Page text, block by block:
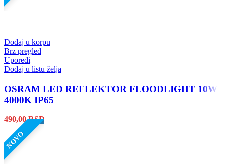
Dodaj u korpu
Brz pregled
Uporedi
Dodaj u listu želja
OSRAM LED REFLEKTOR FLOODLIGHT 10W
4000K IP65
490,00RSD
NOVO